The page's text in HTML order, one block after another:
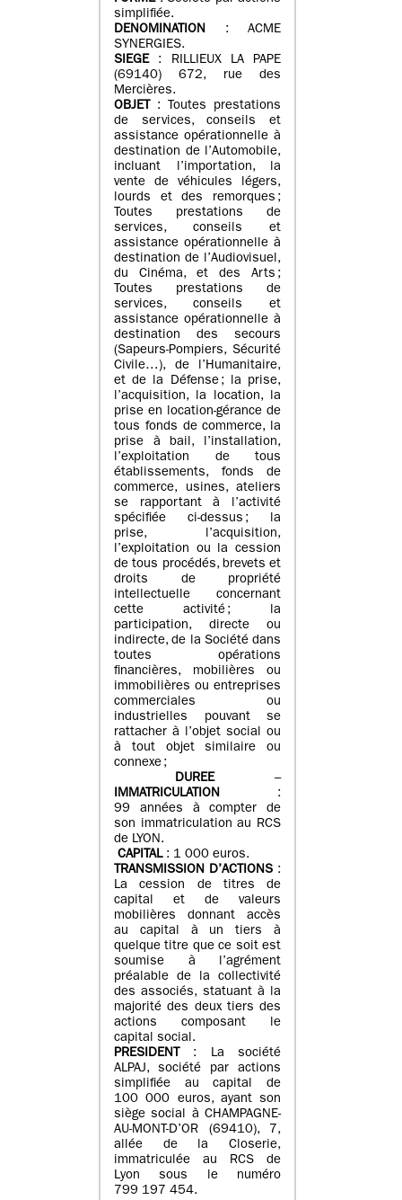
simplifiée.
DENOMINATION : ACME
SYNERGIES.
SIEGE: RILLIEUX LA PAPE
(69140) 672, rue des
Mercières.
OBJET
: Toutes prestations
de services, conseils et
assistance opérationnelle à
destination de l’Automobile,
incluant l’importation, la
vente de véhicules légers,
lourds et des remorques ;
Toutes prestations de
services, conseils et
assistance opérationnelle à
destination de l’Audiovisuel,
du Cinéma, et des Arts ;
Toutes prestations de
services, conseils et
assistance opérationnelle à
destination des secours
(Sapeurs-Pompiers, Sécurité
Civile…), de l’Humanitaire,
et de la Défense ; la prise,
l’acquisition, la location, la
prise en location-gérance de
tous fonds de commerce, la
prise à bail, l’installation,
l’exploitation de tous
établissements, fonds de
commerce, usines, ateliers
se rapportant à l’activité
spécifiée ci-dessus ; la
prise, l’acquisition,
l’exploitation ou la cession
de tous procédés, brevets et
droits de propriété
intellectuelle concernant
cette activité ; la
participation, directe ou
indirecte, de la Société dans
toutes opérations
financières, mobilières ou
immobilières ou entreprises
commerciales ou
industrielles pouvant se
rattacher à l’objet social ou
à tout objet similaire ou
connexe ;
DUREE–
IMMATRICULATION :
99 années à compter de
son immatriculation au RCS
de LYON.
CAPITAL: 1 000 euros.
TRANSMISSION D’ACTIONS :
La cession de titres de
capital et de valeurs
mobilières donnant accès
au capital à un tiers à
quelque titre que ce soit est
soumise à l’agrément
préalable de la collectivité
des associés, statuant à la
majorité des deux tiers des
actions composant le
capital social.
PRESIDENT
: La société
ALPAJ, société par actions
simplifiée au capital de
100 000 euros, ayant son
siège social à CHAMPAGNE-
AU-MONT-D’OR (69410), 7,
allée de la Closerie,
immatriculée au RCS de
Lyon sous le numéro
799 197 454.